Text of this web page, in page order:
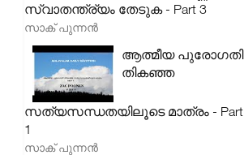
സ്വാതന്ത്ര്യം തേടുക - Part 3
സാക് പുന്നൻ
ആത്മീയ പുരോഗതി
തികഞ്ഞ
സത്യസന്ധതയിലൂടെ മാത്രം - Part
1
സാക് പുന്നൻ